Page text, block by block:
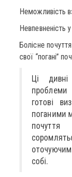
Неможливість
Невпевненість
Болісне
свої “погані”
Ці дивні
готові
поганими
собі.